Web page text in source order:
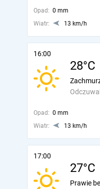
Opad: 0 mm
Wiatr:
13 km/h
16:00
28°C
Opad: 0 mm
Wiatr:
13 km/h
17:00
27°C
Prawie